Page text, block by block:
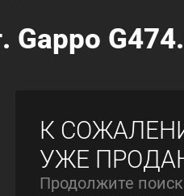
К
УЖЕ
Продолжите